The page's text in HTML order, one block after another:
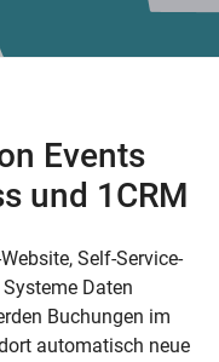
Events
und 1CRM
Self-Service-
Daten
Buchungen im
automatisch neue